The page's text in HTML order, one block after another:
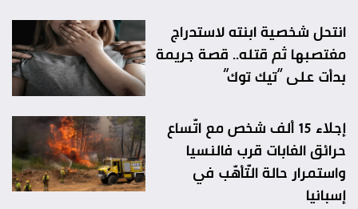
انتحل شخصية ابنته لاستدراج
مغتصبها ثم قتله.. قصة جريمة
بدأت على “تيك توك”
إجلاء 15 ألف شخص مع اتّساع
حرائق الغابات قرب فالنسيا
واستمرار حالة التّأهّب في
إسبانيا